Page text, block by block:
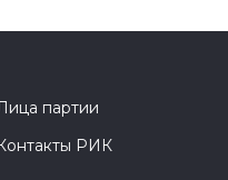
партии
РИК